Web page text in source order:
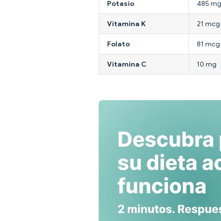
Potasio 485 mg
Vitamina K 21 mcg
Folato 81 mcg
Vitamina C 10 mg